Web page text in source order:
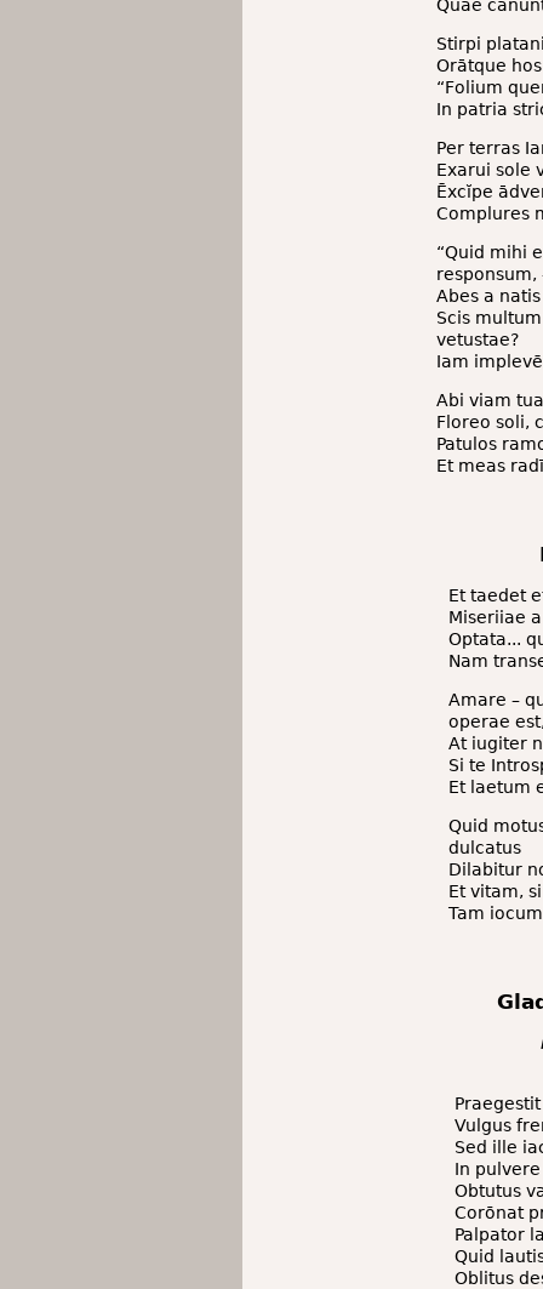
Quae
Stirpi
Orātque
“Folium
In patria
Per terras
Exarui sole
Ēxcĭpe
Complures
“Quid mihi
responsum,
Abes a
Scis
vetustae?
Iam
Abi viam
Floreo soli,
Patulos
Et meas
Et taedet
Miseriiae
Optata...
Nam
Amare –
operae
At iugiter
Si te
Et laetum
Quid
dulcatus
Dilabitur
Et vitam,
Tam
Vulgus
Sed ille
In
Obtutus
Corōnat
Palpator
Quid
Oblitus